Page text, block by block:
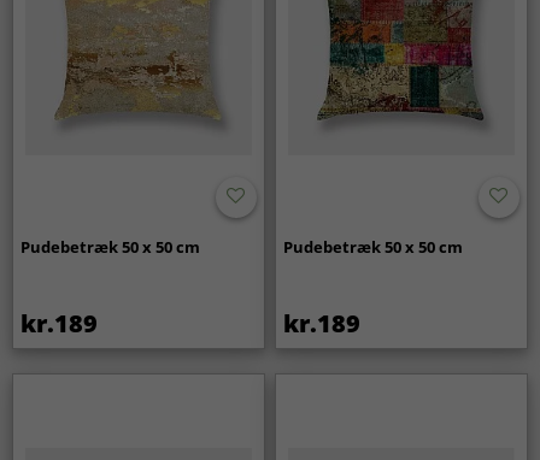
Pudebetræk 50 x 50 cm
kr.189
Pudebetræk 50 x 50 cm
kr.189